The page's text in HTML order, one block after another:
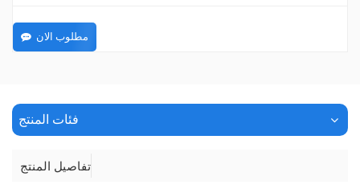
مطلوب الان
فئات المنتج
تفاصيل المنتج